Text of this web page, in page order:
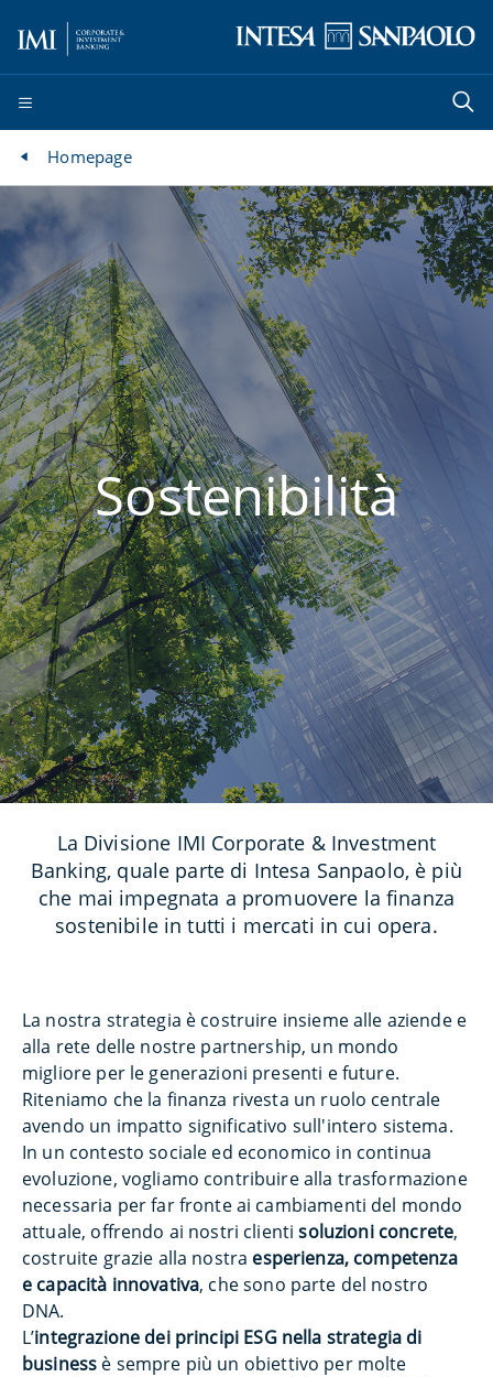
Homepage
Sostenibilità
La Divisione IMI Corporate & Investment
Banking, quale parte di Intesa Sanpaolo, è più
che mai impegnata a promuovere la finanza
sostenibile in tutti i mercati in cui opera.
La nostra strategia è costruire insieme alle aziende e
alla rete delle nostre partnership, un mondo
migliore per le generazioni presenti e future.
Riteniamo che la finanza rivesta un ruolo centrale
avendo un impatto significativo sull'intero sistema.
In un contesto sociale ed economico in continua
evoluzione, vogliamo contribuire alla trasformazione
necessaria per far fronte ai cambiamenti del mondo
attuale, offrendo ai nostri clientisoluzioni concrete,
costruite grazie alla nostra esperienza, competenza
e capacità innovativa, che sono parte del nostro
DNA.
L’integrazione dei principi ESG nella strategia di
business è sempre più un obiettivo per molte